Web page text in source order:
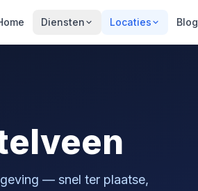
Diensten Locaties Blog
— snel ter plaatse,